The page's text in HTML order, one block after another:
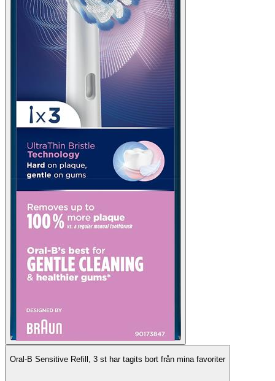
Oral-B Sensitive Refill, 3 st har tagits bort från mina favoriter